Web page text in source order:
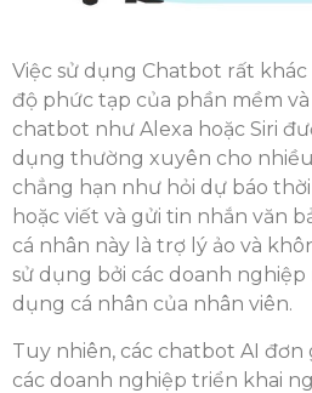
Việc sử dụng Chatbot rất
độ phức tạp của phần mềm
chatbot như Alexa hoặc Siri
dụng thường xuyên cho
chẳng hạn như hỏi dự báo
hoặc viết và gửi tin nhắn văn
cá nhân này là trợ lý ảo và
sử dụng bởi các doanh
dụng cá nhân của nhân viên.
Tuy nhiên, các chatbot AI
các doanh nghiệp triển khai